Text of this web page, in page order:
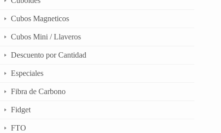
Cubos Magneticos
Cubos Mini / Llaveros
Descuento por Cantidad
Especiales
Fibra de Carbono
Fidget
FTO